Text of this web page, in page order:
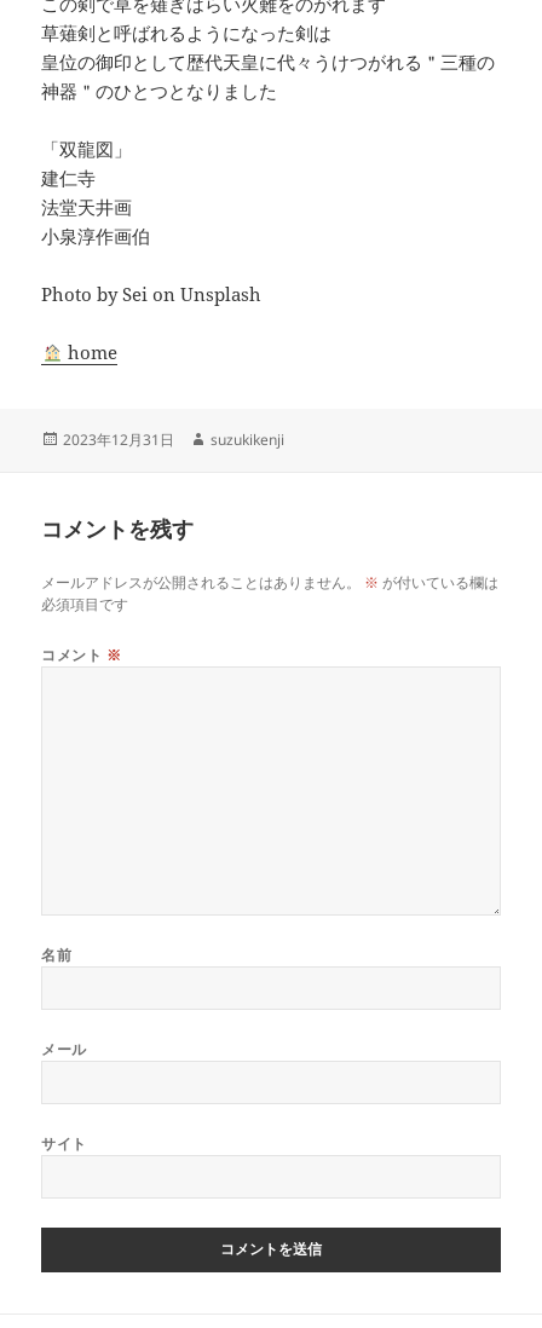
草薙剣と呼ばれるようになった剣は
皇位の御印として歴代天皇に代々うけつがれる＂三種の
神器＂のひとつとなりました
「双龍図」
建仁寺
法堂天井画
小泉淳作画伯
Photo by Sei on Unsplash
home
投
2023年12月31日
作
suzukikenji
コメントを残す
メールアドレスが公開されることはありません。 ※ が付いている欄は
必須項目です
コメント ※
名前
メール
サイト